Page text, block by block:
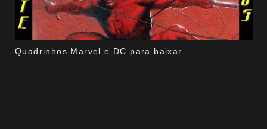
Quadrinhos Marvel e DC para baixar.